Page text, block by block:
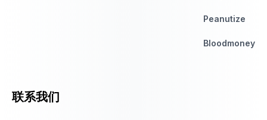
Peanutize
Bloodmoney
联系我们